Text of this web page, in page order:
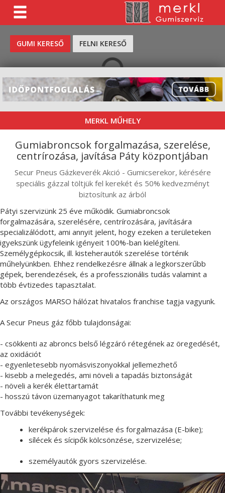
GUMI KERESŐ FELNI KERESŐ
KERESÉS
MERKL MŰHELY
Gumiabroncsok forgalmazása, szerelése,
centrírozása, javítása Páty központjában
Secur Pneus Gázkeverék Akció - Gumicserekor, kérésére
speciális gázzal töltjük fel kerekét és 50% kedvezményt
biztosítunk az árból
Pátyi szervizünk 25 éve működik. Gumiabroncsok
forgalmazására, szerelésére, centrírozására, javítására
specializálódott, ami annyit jelent, hogy ezeken a területeken
igyekszünk ügyfeleink igényeit 100%-ban kielégíteni.
Személygépkocsik, ill. kisteherautók szerelése történik
műhelyünkben. Ehhez rendelkezésre állnak a legkorszerűbb
gépek, berendezések, és a professzionális tudás valamint a
több évtizedes tapasztalat.
Az országos MARSO hálózat hivatalos franchise tagja vagyunk.
A Secur Pneus gáz főbb tulajdonságai:
- csökkenti az abroncs belső légzáró rétegének az öregedését,
az oxidációt
- egyenletesebb nyomásviszonyokkal jellemezhető
- kisebb a melegedés, ami növeli a tapadás biztonságát
- növeli a kerék élettartamát
- hosszú távon üzemanyagot takaríthatunk meg
További tevékenységek:
kerékpárok szervizelése és forgalmazása (E-bike);
sílécek és sícipők kölcsönzése, szervizelése;
személyautók gyors szervizelése.